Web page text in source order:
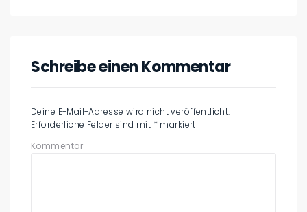
Schreibe einen Kommentar
Deine E-Mail-Adresse wird nicht veröffentlicht.
Erforderliche Felder sind mit * markiert
Kommentar